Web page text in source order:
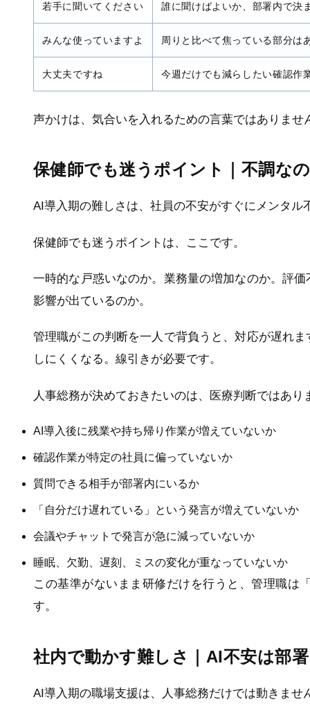
若手に聞いてください 誰に聞けばよいか、部署内で決
みんな使っていますよ 周りと比べて焦っている部分は
大丈夫ですね 今週だけでも減らしたい確認作
声かけは、気合いを入れるための言葉ではありま
保健師でも迷うポイント｜不調な
AI導入期の難しさは、社員の不安がすぐにメンタ
保健師でも迷うポイントは、ここです。
一時的な戸惑いなのか。業務量の増加なのか。評
影響が出ているのか。
管理職がこの判断を一人で背負うと、対応が遅れ
しにくくなる。線引きが必要です。
人事総務が決めておきたいのは、医療判断ではあ
AI導入後に残業や持ち帰り作業が増えていないか
確認作業が特定の社員に偏っていないか
質問できる相手が部署内にいるか
「自分だけ遅れている」という発言が増えていないか
会議やチャットで発言が急に減っていないか
睡眠、欠勤、遅刻、ミスの変化が重なっていないか
この基準がないまま研修だけを行うと、管理職は
す。
社内で動かす難しさ｜AI不安は部
AI導入期の職場支援は、人事総務だけでは動きませ